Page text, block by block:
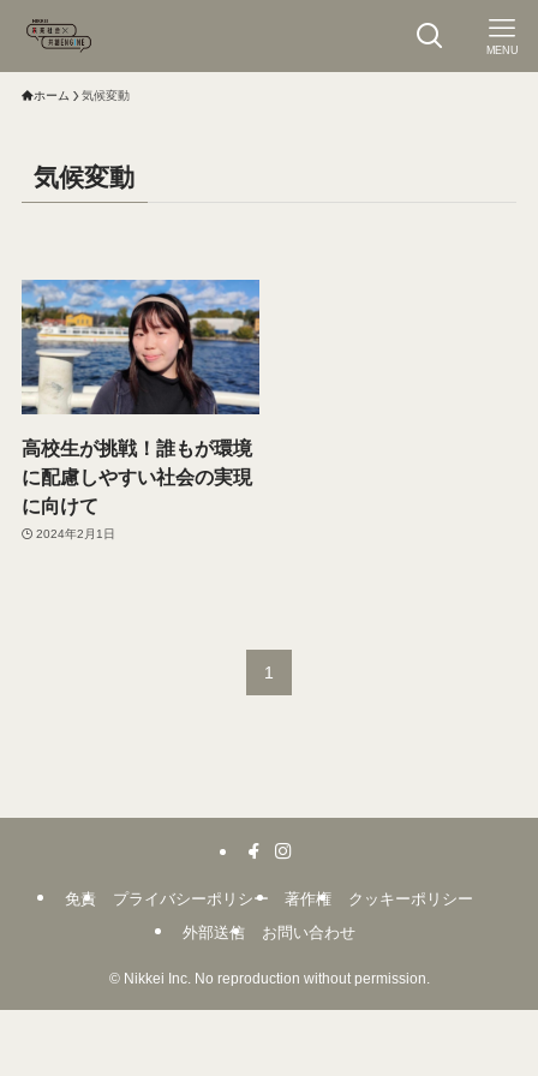
MENU
ホーム 気候変動
気候変動
高校生が挑戦！誰もが環境
に配慮しやすい社会の実現
に向けて
2024年2月1日
1
免責 プライバシーポリシー 著作権
クッキーポリシー
外部送信
お問い合わせ
©Nikkei Inc. No reproduction without permission.